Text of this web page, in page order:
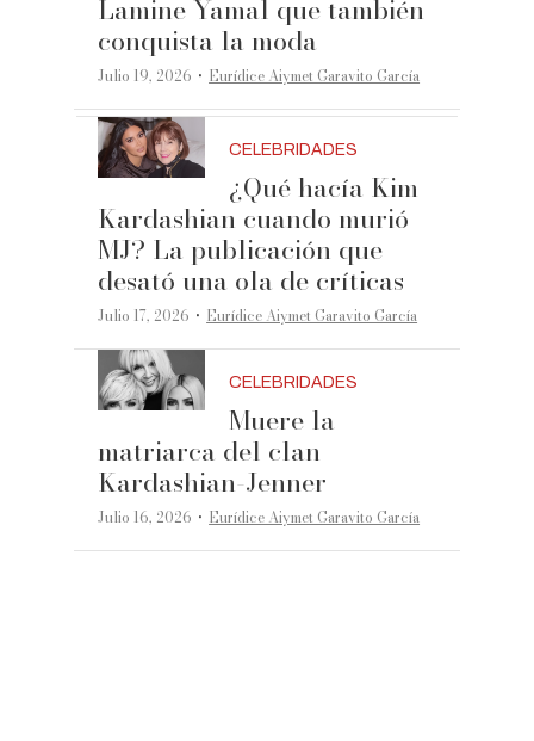
Lamine Yamal que también
conquista la moda
Julio 19, 2026 ·Eurídice Aiymet Garavito García
CELEBRIDADES
¿Qué hacía Kim
Kardashian cuando murió
MJ? La publicación que
desató una ola de críticas
Julio 17, 2026 ·Eurídice Aiymet Garavito García
CELEBRIDADES
Muere la
matriarca del clan
Kardashian-Jenner
Julio 16, 2026 ·Eurídice Aiymet Garavito García